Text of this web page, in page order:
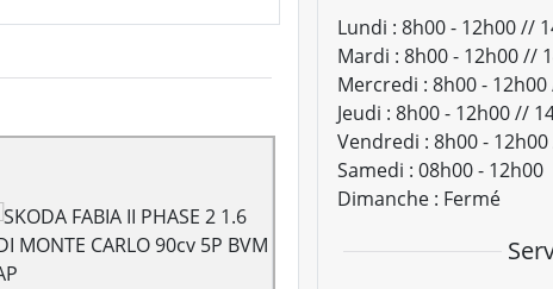
Lundi :8h00 - 12h00 //
Mardi :8h00 - 12h00 //
Mercredi :8h00 -
Jeudi :8h00 - 12h00 //
Vendredi :8h00 -
Samedi :08h00 - 12h00
Dimanche : Fermé